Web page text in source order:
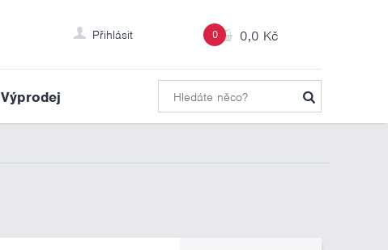
0 0,0 Kč
Přihlásit
Výprodej